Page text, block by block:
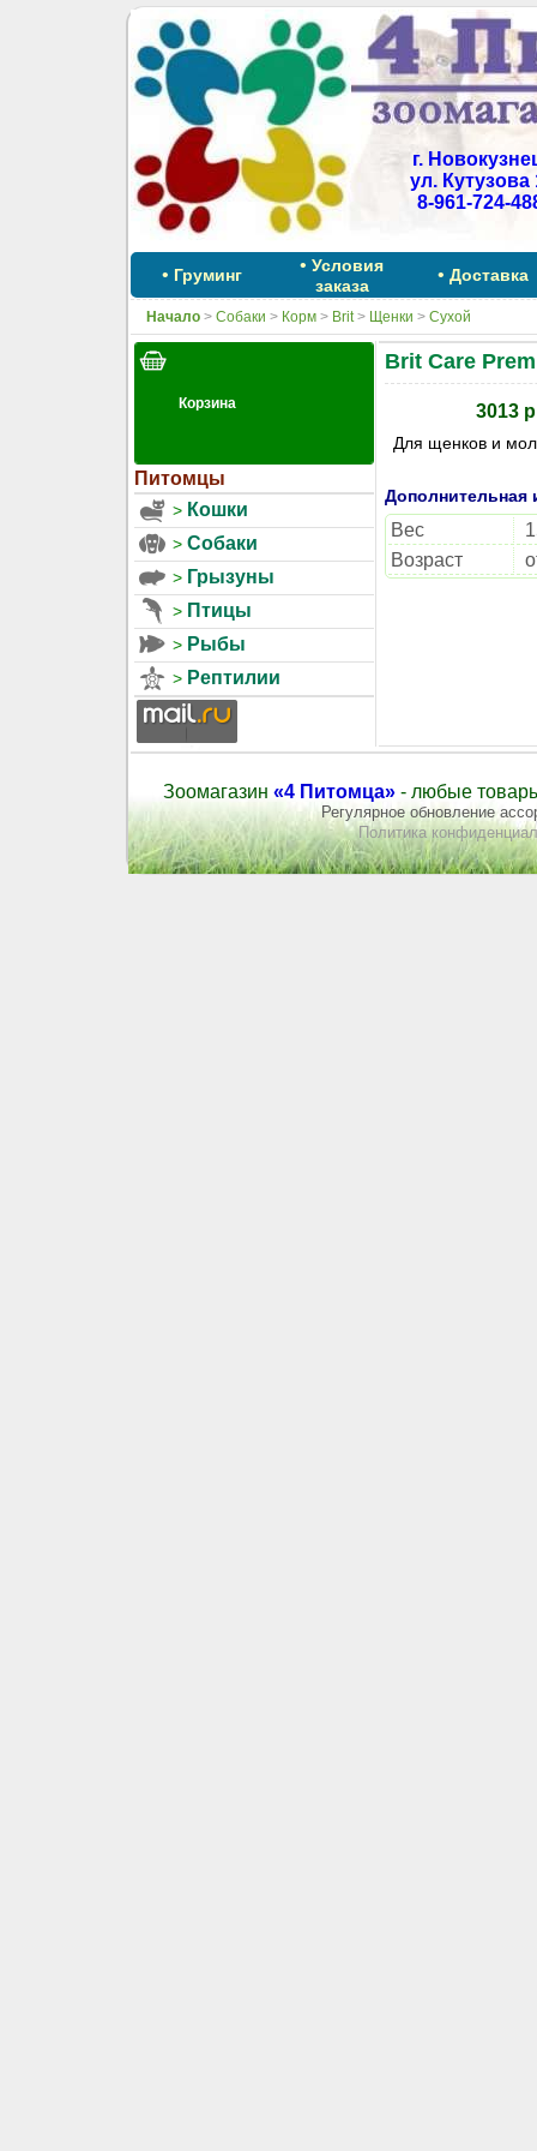
г.
ул. Кутузова
8-961-724-
• Груминг • Условия
заказа
• Доставка
Начало> Собаки > Корм> Brit> Щенки > Сухой
Питомцы
Кошки
Собаки
Грызуны
Птицы
Рыбы
Рептилии
Brit Care
3013
Для щенков и
Дополнительная
Вес
Возраст
Зоомагазин «4 Питомца» - любые
Регулярное обновление
Политика